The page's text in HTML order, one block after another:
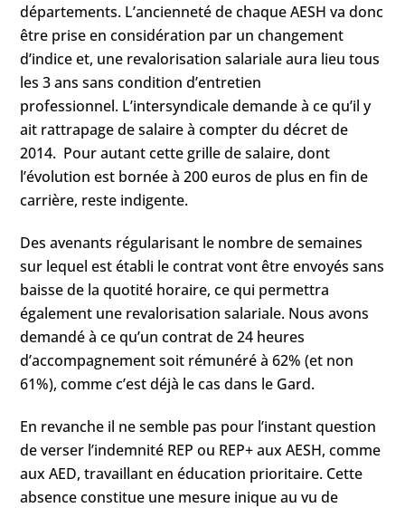
départements. L’ancienneté de chaque AESH va donc
être prise en considération par un changement
d’indice et, une revalorisation salariale aura lieu tous
les 3 ans sans condition d’entretien
professionnel. L’intersyndicale demande à ce qu’il y
ait rattrapage de salaire à compter du décret de
2014. Pour autant cette grille de salaire, dont
l’évolution est bornée à 200 euros de plus en fin de
carrière, reste indigente.
Des avenants régularisant le nombre de semaines
sur lequel est établi le contrat vont être envoyés sans
baisse de la quotité horaire, ce qui permettra
également une revalorisation salariale. Nous avons
demandé à ce qu’un contrat de 24 heures
d’accompagnement soit rémunéré à 62% (et non
61%), comme c’est déjà le cas dans le Gard.
En revanche il ne semble pas pour l’instant question
de verser l’indemnité REP ou REP+ aux AESH, comme
aux AED, travaillant en éducation prioritaire. Cette
absence constitue une mesure inique au vu de